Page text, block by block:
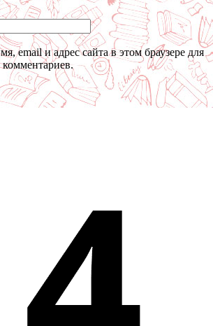
email и адрес сайта в этом браузере для